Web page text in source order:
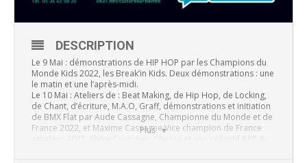
Plus
DESCRIPTION
Le 9 Mai : démonstrations de HIP HOP par les Champions du
Monde Kids 2022, les Break’in Kids. Deux démonstrations : une
le matin et une l’après-midi.
Le 10 Mai : Ateliers de : Beat Making, de Hip Hop, de Locking,
de Chant, d’écriture, M.A.O, Graff, démonstrations et initiation
de BMX Flat par Aude Cassagne, Championne du Monde et de
France 2022, et Maxime Cassagne Vice champion de France